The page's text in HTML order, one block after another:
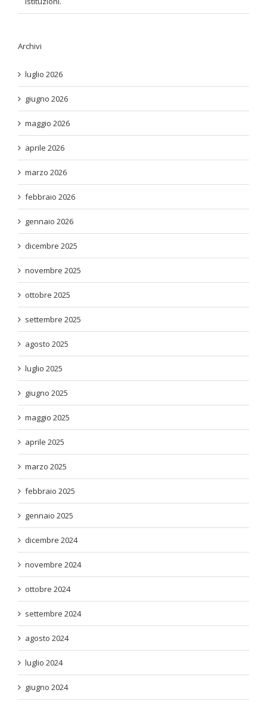
Archivi
luglio 2026
giugno 2026
maggio 2026
aprile 2026
marzo 2026
febbraio 2026
gennaio 2026
dicembre 2025
novembre 2025
ottobre 2025
settembre 2025
agosto 2025
luglio 2025
giugno 2025
maggio 2025
aprile 2025
marzo 2025
febbraio 2025
gennaio 2025
dicembre 2024
novembre 2024
ottobre 2024
settembre 2024
agosto 2024
luglio 2024
giugno 2024